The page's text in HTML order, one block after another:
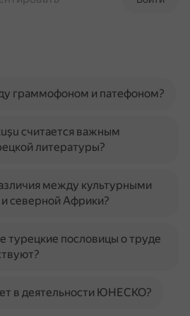
граммофоном и патефоном?
считается важным
литературы?
между культурными
северной Африки?
турецкие пословицы о труде
в деятельности ЮНЕСКО?